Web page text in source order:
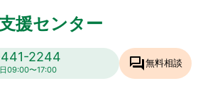
援センター
2244
09:00〜17:00 forum無料相談